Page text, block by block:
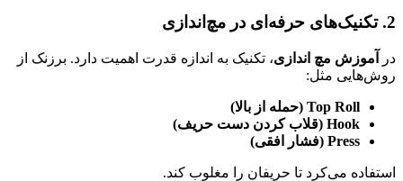
2. تکنیک‌های حرفه‌ای در مچ‌اندازی
در آموزش مچ اندازی، تکنیک به اندازه قدرت اهمیت دارد. برزنک از
روش‌هایی مثل:
Top Roll (حمله از بالا)
Hook (قلاب کردن دست حریف)
Press (فشار افقی)
استفاده می‌کرد تا حریفان را مغلوب کند.